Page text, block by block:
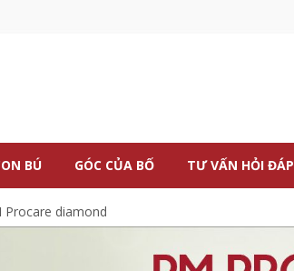
BÚ GÓC CỦA BỐ TƯ VẤN HỎI ĐÁP
Procare diamond